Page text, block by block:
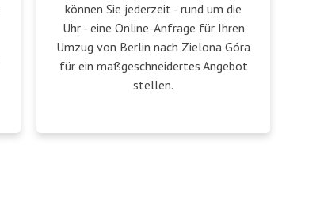
können Sie jederzeit - rund um die
Uhr - eine Online-Anfrage für Ihren
Umzug von Berlin nach Zielona Góra
für ein maßgeschneidertes Angebot
stellen.